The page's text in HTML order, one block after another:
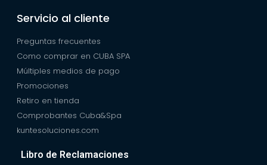
Servicio al cliente
Preguntas frecuentes
Como comprar en CUBA SPA
Múltiples medios de pago
Promociones
Retiro en tienda
Comprobantes Cuba&Spa
kuntesoluciones.com
Libro de Reclamaciones